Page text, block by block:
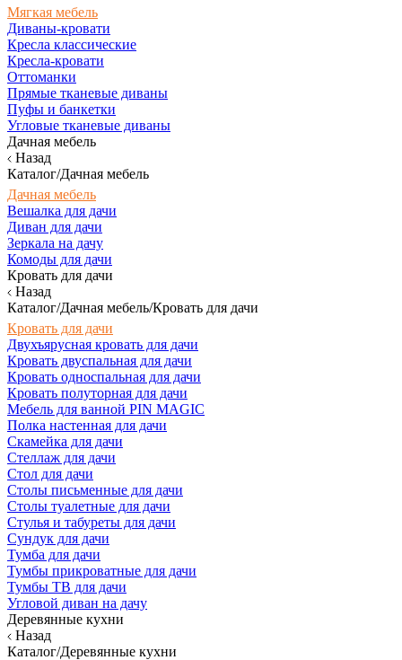
Мягкая мебель
Диваны-кровати
Кресла классические
Кресла-кровати
Оттоманки
Прямые тканевые диваны
Пуфы и банкетки
Угловые тканевые диваны
Дачная мебель
Назад
Каталог/Дачная мебель
Дачная мебель
Вешалка для дачи
Диван для дачи
Зеркала на дачу
Комоды для дачи
Кровать для дачи
Назад
Каталог/Дачная мебель/Кровать для дачи
Кровать для дачи
Двухъярусная кровать для дачи
Кровать двуспальная для дачи
Кровать односпальная для дачи
Кровать полуторная для дачи
Мебель для ванной PIN MAGIC
Полка настенная для дачи
Скамейка для дачи
Стеллаж для дачи
Стол для дачи
Столы письменные для дачи
Столы туалетные для дачи
Стулья и табуреты для дачи
Сундук для дачи
Тумба для дачи
Тумбы прикроватные для дачи
Тумбы ТВ для дачи
Угловой диван на дачу
Деревянные кухни
Назад
Каталог/Деревянные кухни